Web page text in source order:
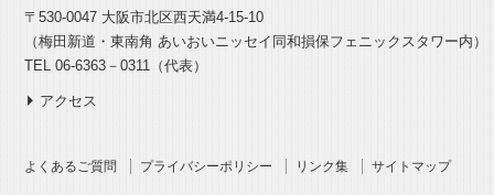
〒530-0047 大阪市北区西天満4-15-10
（梅田新道・東南角 あいおいニッセイ同和損保フェニックスタワー内）
TEL 06-6363－0311（代表）
アクセス
よくあるご質問 プライバシーポリシー リンク集 サイトマップ